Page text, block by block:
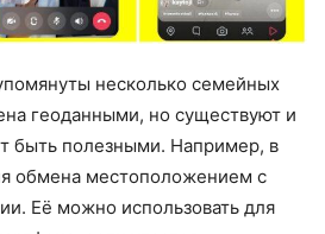
несколько семейных
геоданными, но существуют и
быть полезными. Например, в
обмена местоположением с
Её можно использовать для